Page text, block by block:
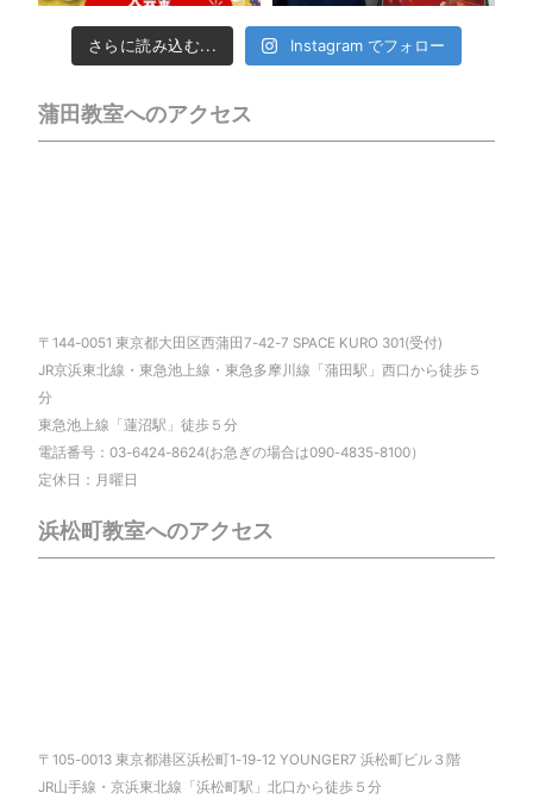
さらに読み込む... Instagram でフォロー
蒲田教室へのアクセス
〒144-0051 東京都大田区西蒲田7-42-7 SPACE KURO 301(受付)
JR京浜東北線・東急池上線・東急多摩川線「蒲田駅」西口から徒歩５
分
東急池上線「蓮沼駅」徒歩５分
電話番号：03-6424-8624(お急ぎの場合は090-4835-8100）
定休日：月曜日
浜松町教室へのアクセス
〒105-0013 東京都港区浜松町1-19-12 YOUNGER7 浜松町ビル３階
JR山手線・京浜東北線「浜松町駅」北口から徒歩５分